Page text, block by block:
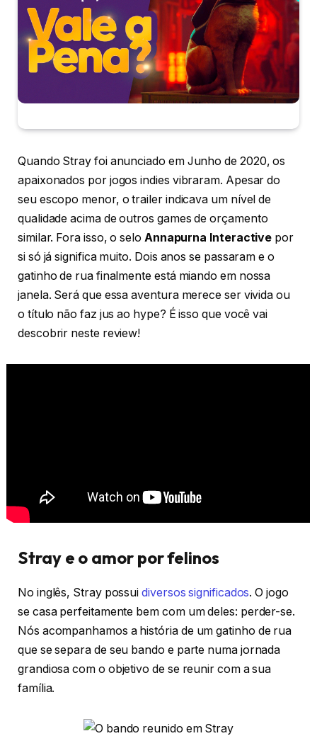
Quando Stray foi anunciado em Junho de 2020, os
apaixonados por jogos indies vibraram. Apesar do
seu escopo menor, o trailer indicava um nível de
qualidade acima de outros games de orçamento
similar. Fora isso, o selo Annapurna Interactive por
si só já significa muito. Dois anos se passaram e o
gatinho de rua finalmente está miando em nossa
janela. Será que essa aventura merece ser vivida ou
o título não faz jus ao hype? É isso que você vai
descobrir neste review!
Stray e o amor por felinos
No inglês, Stray possuidiversos significados. O jogo
se casa perfeitamente bem com um deles: perder-se.
Nós acompanhamos a história de um gatinho de rua
que se separa de seu bando e parte numa jornada
grandiosa com o objetivo de se reunir com a sua
família.